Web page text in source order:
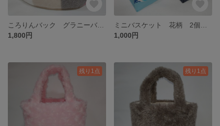
1,800円
1,000円
残り1点 残り1点